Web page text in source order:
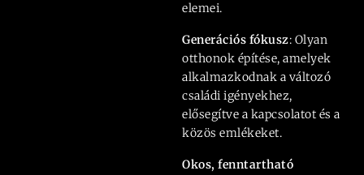
elemei.
Generációs fókusz: Olyan
otthonok építése, amelyek
alkalmazkodnak a változó
családi igényekhez,
elősegítve a kapcsolatot és a
közös emlékeket.
Okos, fenntartható